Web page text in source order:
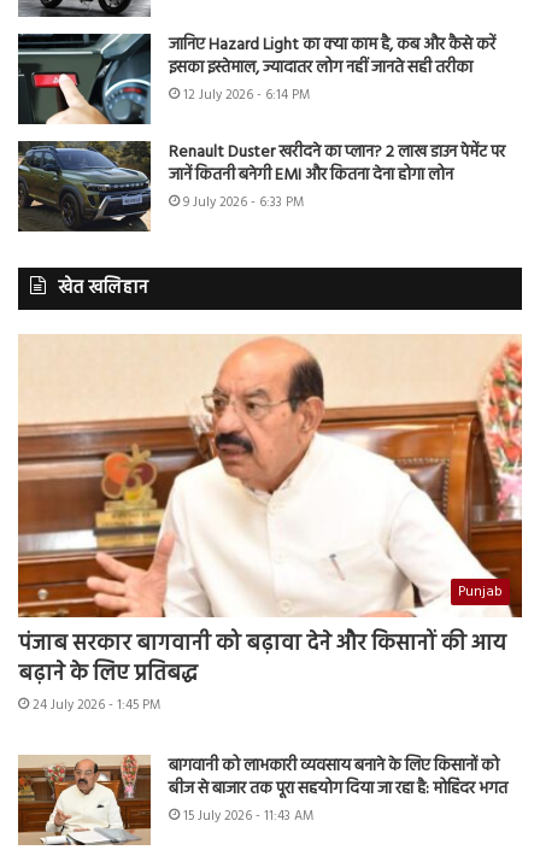
जानिए Hazard Light का क्या काम है, कब और कैसे करें
इसका इस्तेमाल, ज्यादातर लोग नहीं जानते सही तरीका
12 July 2026 - 6:14 PM
Renault Duster खरीदने का प्लान? 2 लाख डाउन पेमेंट पर
जानें कितनी बनेगी EMI और कितना देना होगा लोन
9 July 2026 - 6:33 PM
खेत खलिहान
Punjab
पंजाब सरकार बागवानी को बढ़ावा देने और किसानों की आय
बढ़ाने के लिए प्रतिबद्ध
24 July 2026 - 1:45 PM
बागवानी को लाभकारी व्यवसाय बनाने के लिए किसानों को
बीज से बाजार तक पूरा सहयोग दिया जा रहा है: मोहिंदर भगत
15 July 2026 - 11:43 AM